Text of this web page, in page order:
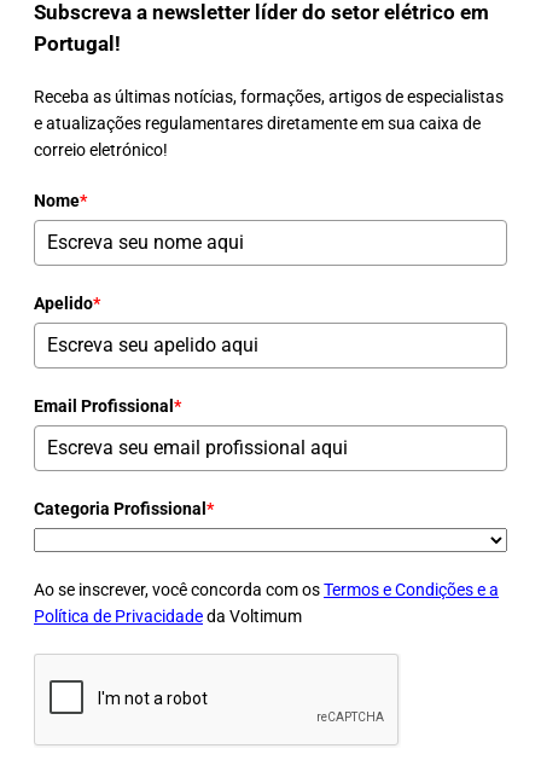
Subscreva a newsletter líder do setor elétrico em
Portugal!
Receba as últimas notícias, formações, artigos de especialistas
e atualizações regulamentares diretamente em sua caixa de
correio eletrónico!
Nome*
Apelido*
Email Profissional *
Categoria Profissional *
Ao se inscrever, você concorda com osTermos e Condições e a
Política de Privacidadeda Voltimum